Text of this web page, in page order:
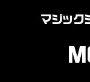
マジック